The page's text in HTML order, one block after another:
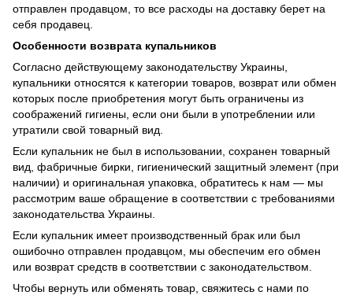
отправлен продавцом, то все расходы на доставку берет на
себя продавец.
Особенности возврата купальников
Согласно действующему законодательству Украины,
купальники относятся к категории товаров, возврат или обмен
которых после приобретения могут быть ограничены из
соображений гигиены, если они были в употреблении или
утратили свой товарный вид.
Если купальник не был в использовании, сохранен товарный
вид, фабричные бирки, гигиенический защитный элемент (при
наличии) и оригинальная упаковка, обратитесь к нам — мы
рассмотрим ваше обращение в соответствии с требованиями
законодательства Украины.
Если купальник имеет производственный брак или был
ошибочно отправлен продавцом, мы обеспечим его обмен
или возврат средств в соответствии с законодательством.
Чтобы вернуть или обменять товар, свяжитесь с нами по